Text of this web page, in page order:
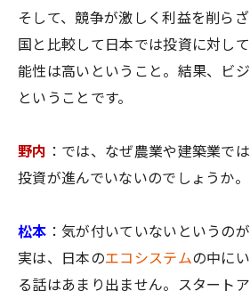
そして、競争が激しく利益を削ら
国と比較して日本では投資に対し
能性は高いということ。結果、ビ
ということです。
野内 ：では、なぜ農業や建築業で
投資が進んでいないのでしょうか。
松本 ：気が付いていないというの
実は、日本のエコシステムの中に
る話はあまり出ません。スタート